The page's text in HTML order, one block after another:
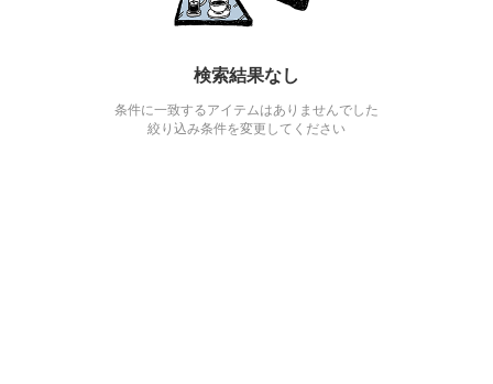
検索結果なし
条件に一致するアイテムはありませんでした
絞り込み条件を変更してください